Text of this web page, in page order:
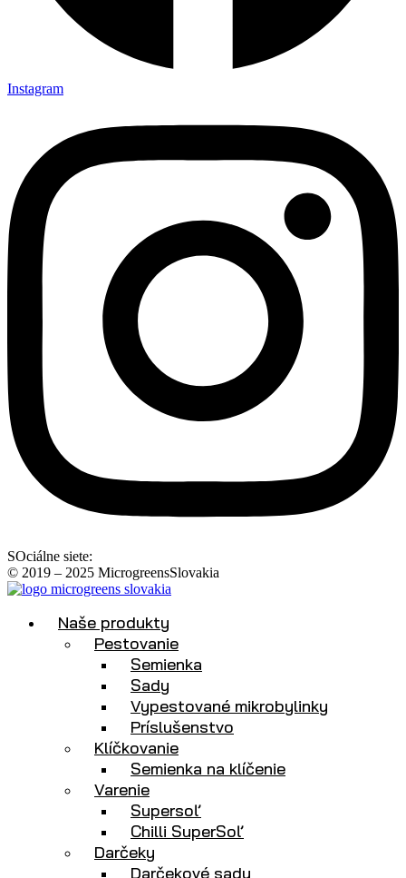
Instagram
SOciálne siete:
© 2019 – 2025 MicrogreensSlovakia
Naše produkty
Pestovanie
Semienka
Sady
Vypestované mikrobylinky
Príslušenstvo
Klíčkovanie
Semienka na klíčenie
Varenie
Supersoľ
Chilli SuperSoľ
Darčeky
Darčekové sady